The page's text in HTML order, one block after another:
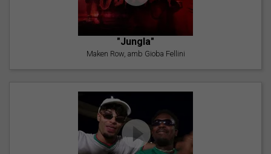
"Jungla"
Maken Row, amb Gioba Fellini